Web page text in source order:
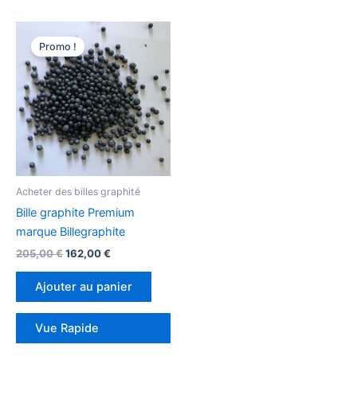
Promo !
Acheter des billes graphité
Bille graphite Premium
marque Billegraphite
205,00€
prix
initial
était :
205,00 €.
162,00€
actuel
est :
162,00 €.
Ajouter au panier
Vue Rapide